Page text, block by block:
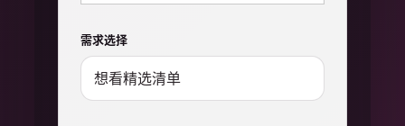
需求选择